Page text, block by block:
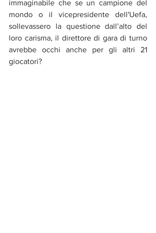
immaginabile che se un campione del
mondo o il
vicepresidente dell'Uefa,
sollevassero la questione dall’alto del
loro carisma, il direttore di gara di turno
avrebbe occhi anche per gli altri 21
giocatori?